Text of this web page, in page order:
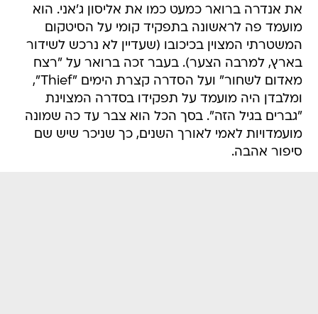
את אנדרה ברואר כמעט כמו את אליסון ג'אני. הוא
מועמד פה לראשונה בתפקיד קומי על הסיטקום
המשטרתי המצוין בכיכובו (שעדיין לא נרכש לשידור
בארץ, למרבה הצער). בעבר זכה ברואר על "רצח
מאדום לשחור" ועל הסדרה קצרת הימים "Thief",
ומלבדן היה מועמד על תפקידו בסדרה המצוינת
"גברים בגיל הזה". בסך הכל הוא צבר עד כה שמונה
מועמדויות לאמי לאורך השנים, כך שניכר שיש שם
סיפור אהבה.